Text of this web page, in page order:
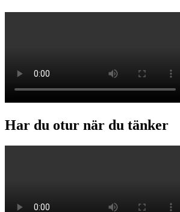
Har du otur när du tänker